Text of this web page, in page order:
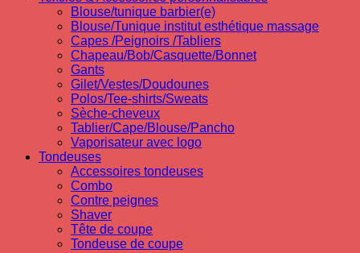
Blouse/tunique barbier(e)
Blouse/Tunique institut esthétique massage
Capes /Peignoirs /Tabliers
Chapeau/Bob/Casquette/Bonnet
Gants
Gilet/Vestes/Doudounes
Polos/Tee-shirts/Sweats
Sèche-cheveux
Tablier/Cape/Blouse/Pancho
Vaporisateur avec logo
Tondeuses
Accessoires tondeuses
Combo
Contre peignes
Shaver
Tête de coupe
Tondeuse de coupe